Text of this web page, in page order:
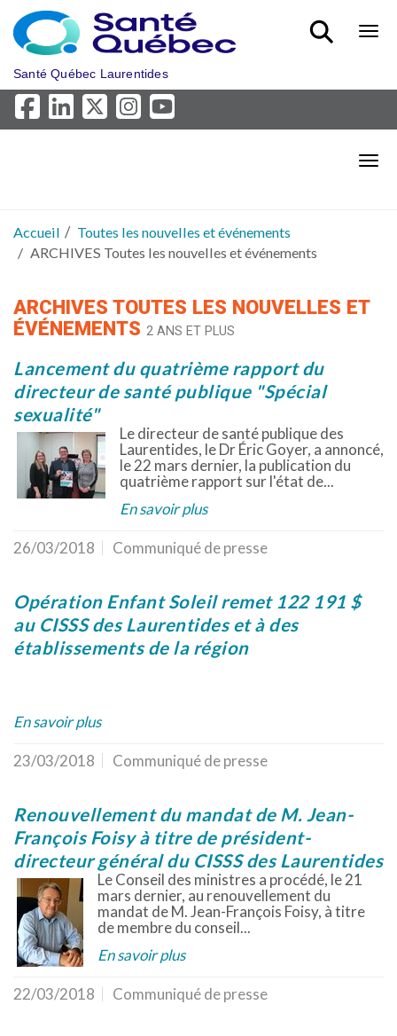
Aller au menu principal
Santé Québec Laurentides
Accueil
Toutes les nouvelles et événements
ARCHIVES Toutes les nouvelles et événements
ARCHIVES TOUTES LES NOUVELLES ET
ÉVÉNEMENTS 2 ANS ET PLUS
Lancement du quatrième rapport du
directeur de santé publique "Spécial
sexualité"
Le directeur de santé publique des
Laurentides, le Dr Éric Goyer, a annoncé,
le 22 mars dernier, la publication du
quatrième rapport sur l'état de...
En savoir plus
26/03/2018 Communiqué de presse
Opération Enfant Soleil remet 122 191 $
au CISSS des Laurentides et à des
établissements de la région
En savoir plus
23/03/2018 Communiqué de presse
Renouvellement du mandat de M. Jean-
François Foisy à titre de président-
directeur général du CISSS des Laurentides
Le Conseil des ministres a procédé, le 21
mars dernier, au renouvellement du
mandat de M. Jean-François Foisy, à titre
de membre du conseil...
En savoir plus
22/03/2018 Communiqué de presse